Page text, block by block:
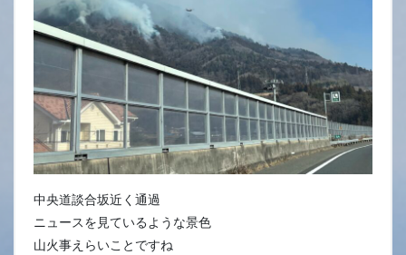
中央道談合坂近く通過
ニュースを見ているような景色
山火事えらいことですね